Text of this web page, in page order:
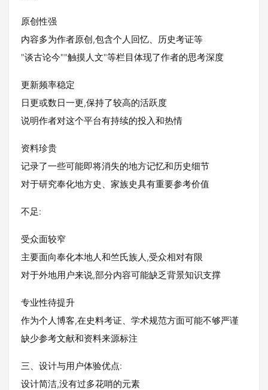
原创性强
内容多为作者原创,包含个人回忆、历史考证等
"谈古论今""触摸人文"等栏目体现了作者的思考深度
更新频率稳定
日更或数日一更,保持了较高的活跃度
说明作者对这个平台有持续的投入和热情
资料珍贵
记录了一些可能即将消失的地方记忆和历史细节
对于研究奉化地方史、家族史具有重要参考价值
不足:
受众面较窄
主要面向奉化本地人和竺氏族人,受众相对有限
对于外地用户来说,部分内容可能缺乏背景知识支撑
专业性待提升
作为个人博客,在史料考证、学术规范方面可能不够严谨
缺少参考文献和资料来源标注
三、设计与用户体验优点:
设计简洁,没有过多花哨的元素